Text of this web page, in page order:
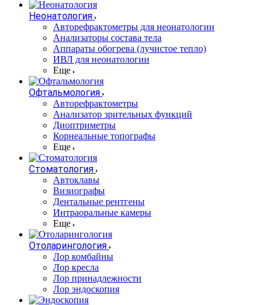
Неонатология
Авторефрактометры для неонатологии
Анализаторы состава тела
Аппараты обогрева (лучистое тепло)
ИВЛ для неонатологии
Еще
Офтальмология
Авторефрактометры
Анализатор зрительных функций
Диоптриметры
Корнеальные топографы
Еще
Стоматология
Автоклавы
Визиографы
Дентальные рентгены
Интраоральные камеры
Еще
Отоларингология
Лор комбайны
Лор кресла
Лор принадлежности
Лор эндоскопия